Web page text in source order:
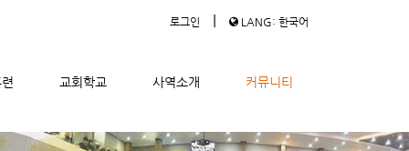
로그인 | LANG: 한국어
교회학교 사역소개 커뮤니티